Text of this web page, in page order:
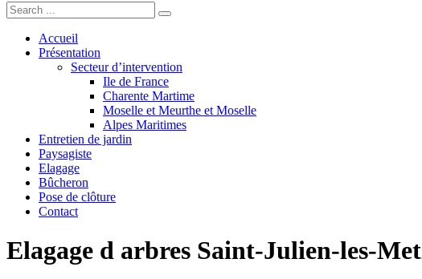
Accueil
Présentation
Secteur d’intervention
Ile de France
Charente Martime
Moselle et Meurthe et Moselle
Alpes Maritimes
Entretien de jardin
Paysagiste
Elagage
Bûcheron
Pose de clôture
Contact
Elagage d arbres Saint-Julien-les-